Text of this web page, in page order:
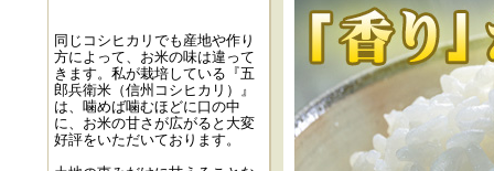
同じコシヒカリでも産地や作り
方によって、お米の味は違って
きます。私が栽培している『五
郎兵衛米（信州コシヒカリ）』
は、噛めば噛むほどに口の中
に、お米の甘さが広がると大変
好評をいただいております。